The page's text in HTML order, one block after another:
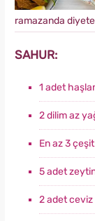
ramazanda
SAHUR:
1 adet
2 dilim az
En az 3
5 adet
2 adet ceviz